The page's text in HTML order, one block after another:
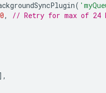
(
,
// Retry for max of 24
],